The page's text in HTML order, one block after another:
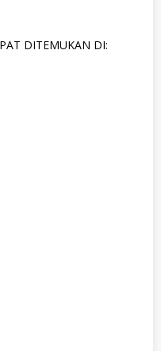
DITEMUKAN DI: